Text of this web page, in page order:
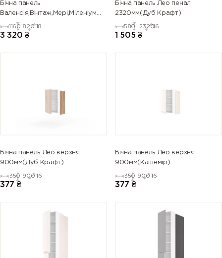
Бічна панель
Валенсія,Вінтаж,Мері,Міленіум
острів 820мм
1160 820 18
3 320 ₴
Бічна панель Лео пенал
2320мм(Дуб Крафт)
580 232016
1 505 ₴
Бічна панель Лео верхня
900мм(Дуб Крафт)
350 900 16
377 ₴
Бічна панель Лео верхня
900мм(Кашемір)
350 900 16
377 ₴